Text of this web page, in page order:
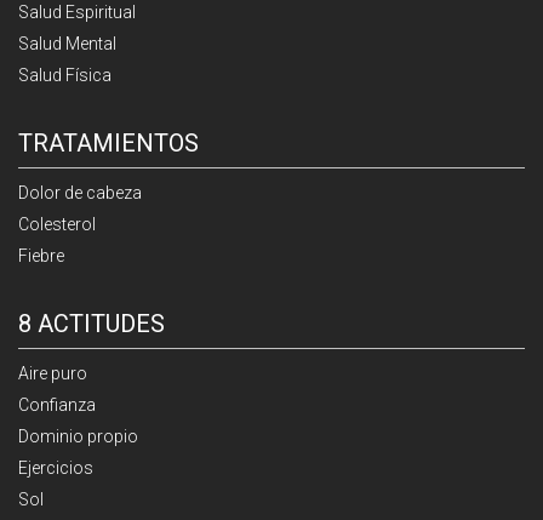
Salud Espiritual
Salud Mental
Salud Física
TRATAMIENTOS
Dolor de cabeza
Colesterol
Fiebre
8 ACTITUDES
Aire puro
Confianza
Dominio propio
Ejercicios
Sol